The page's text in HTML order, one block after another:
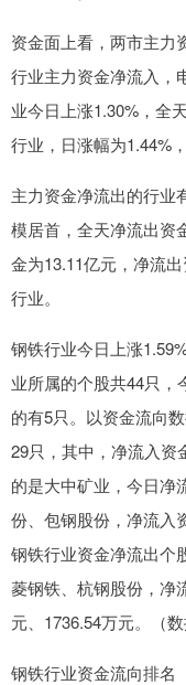
资金面上看，两市主力
行业主力资金净流入，
业今日上涨1.30%，全
行业，日涨幅为1.44%
主力资金净流出的行业
模居首，全天净流出资
金为13.11亿元，净流
行业。
钢铁行业今日上涨
业所属的个股共44只，
的有5只。以资金流向
29只，其中，净流入资
的是大中矿业，今日净
份、包钢股份，净流入
钢铁行业资金净流出个
菱钢铁、杭钢股份，净
元、1736.54万元。（数
钢铁行业资金流向排名